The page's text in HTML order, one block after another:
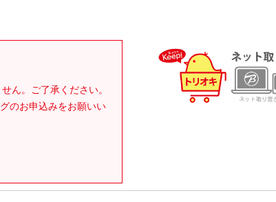
ん。ご了承ください。
のお申込みをお願いい